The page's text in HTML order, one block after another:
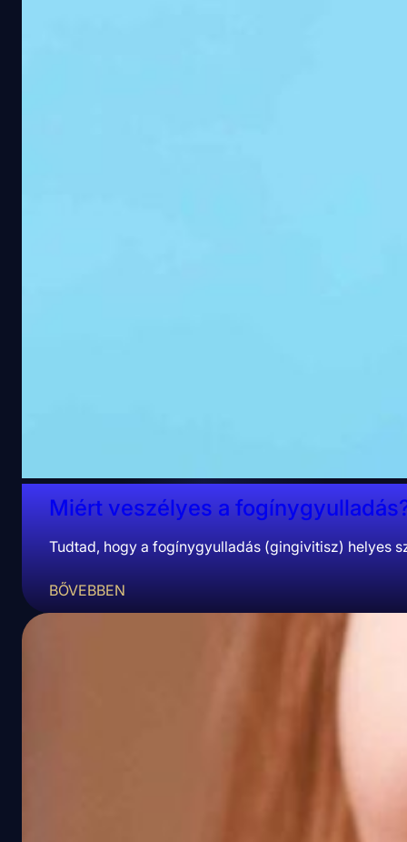
Miért veszélyes a
Tudtad, hogy a fogínygyulladás (gingivitisz) helyes
BŐVEBBEN